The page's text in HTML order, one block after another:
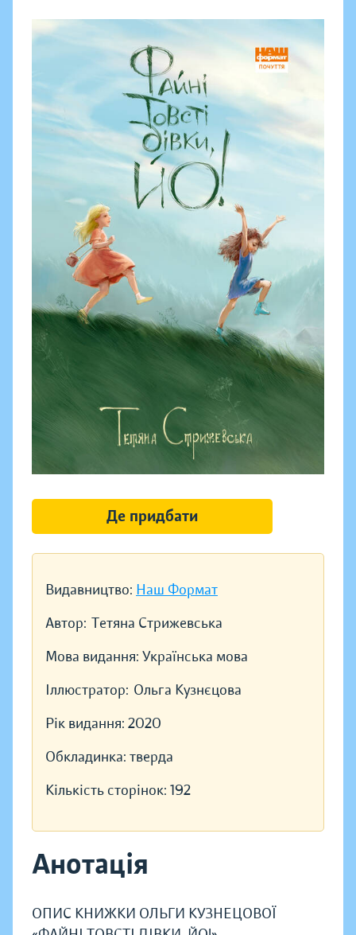
Видавництво: Наш Формат
Автор: Тетяна Стрижевська
Мова видання: Українська мова
Іллюстратор: Ольга Кузнєцова
Рік видання: 2020
Обкладинка: тверда
Кількість сторінок: 192
Анотація
ОПИС КНИЖКИ ОЛЬГИ КУЗНЕЦОВОЇ
Де придбати